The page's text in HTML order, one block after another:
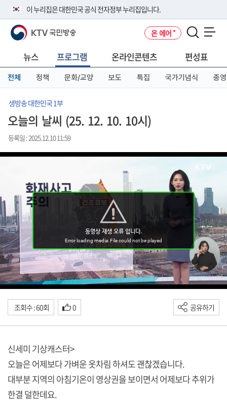
이 누리집은 대한민국 공식 전자정부 누리집입니다.
공식 누리집 주소 확인하기
니다.
이밖에 or.kr 또는 .kr등 다른 도메인 주소를 사용하고 있다면 아래 URL에
서 도메인 주소를 확인해 보세요
KTV 국민방송 온 에어
뉴스 프로그램 온라인콘텐츠 편성표
전체 정책 문화/교양 보도 특집 국가기념식 종영
생방송 대한민국 1부
오늘의 날씨 (25. 12. 10. 10시)
등록일 : 2025.12.10 11:59
조회수 : 60회 0 공유하기
신세미 기상캐스터>
오늘은 어제보다 가벼운 옷차림 하셔도 괜찮겠습니다.
대부분 지역의 아침기온이 영상권을 보이면서 어제보다 추위가
한결 덜한데요.